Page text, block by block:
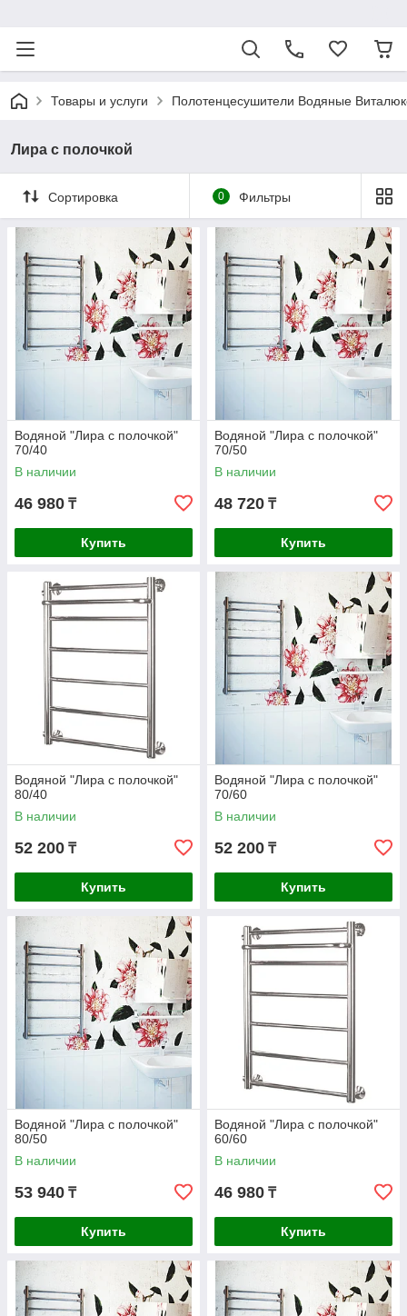
Товары и услуги Полотенцесушители Водяные
Лира с полочкой
Сортировка 0 Фильтры
Водяной "Лира с полочкой"
70/40
В наличии
46 980 ₸
Купить
Водяной "Лира с полочкой"
70/50
В наличии
48 720 ₸
Купить
Водяной "Лира с полочкой"
80/40
В наличии
52 200 ₸
Купить
Водяной "Лира с полочкой"
70/60
В наличии
52 200 ₸
Купить
Водяной "Лира с полочкой"
80/50
В наличии
53 940 ₸
Купить
Водяной "Лира с полочкой"
60/60
В наличии
46 980 ₸
Купить